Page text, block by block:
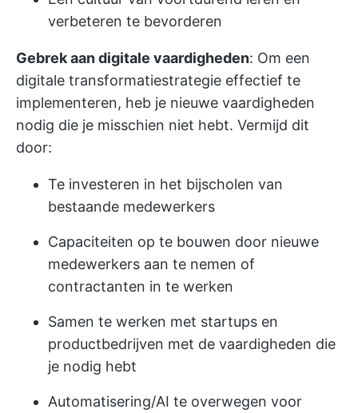
verbeteren te bevorderen
Gebrek aan digitale vaardigheden: Om een
digitale transformatiestrategie effectief te
implementeren, heb je nieuwe vaardigheden
nodig die je misschien niet hebt. Vermijd dit
door:
Te investeren in het bijscholen van
bestaande medewerkers
Capaciteiten op te bouwen door nieuwe
medewerkers aan te nemen of
contractanten in te werken
Samen te werken met startups en
productbedrijven met de vaardigheden die
je nodig hebt
Automatisering/AI te overwegen voor